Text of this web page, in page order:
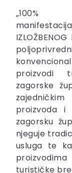
proizvodi
zagorske
proizvoda i
zagorsku
njeguje
usluga te
turističke